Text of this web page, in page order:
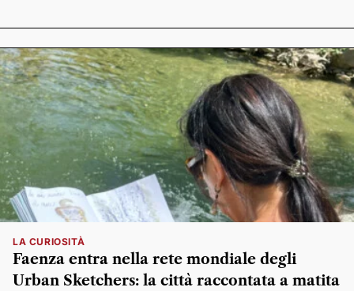
LA CURIOSITÀ
Faenza entra nella rete mondiale degli
Urban Sketchers: la città raccontata a matita